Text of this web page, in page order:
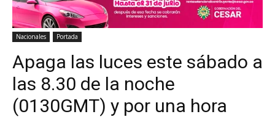
Nacionales Portada
Apaga las luces este sábado a
las 8.30 de la noche
(0130GMT) y por una hora